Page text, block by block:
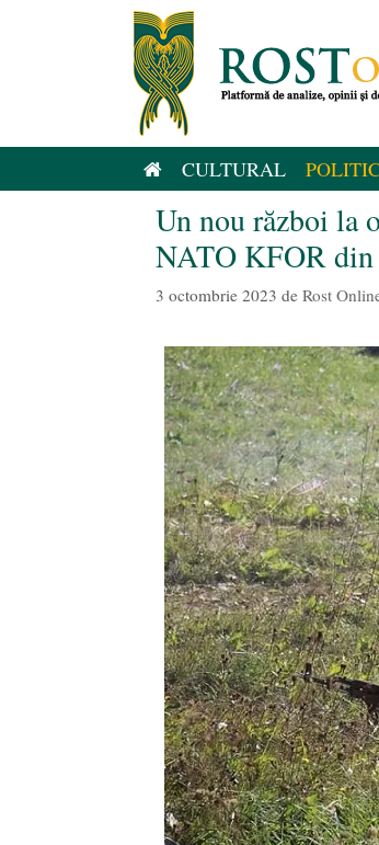
CULTURAL
Un nou război la
NATO KFOR
3 octombrie 2023 de Rost